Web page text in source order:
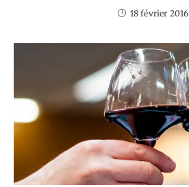
18 février 2016